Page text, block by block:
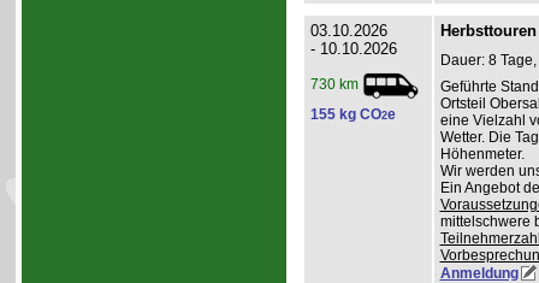
03.10.2026
- 10.10.2026
730 km
155 kg CO2e
Dauer: 8
Geführte
Ortsteil
eine Vielzahl
Wetter. Die
Höhenmeter.
Wir werden
Ein Angebot
mittelschwere
Anmeldung